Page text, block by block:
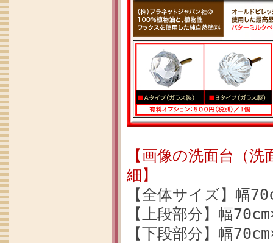
【画像の洗面台（
細 】
【全体サイズ】幅
【上段部分】幅
【下段部分】幅